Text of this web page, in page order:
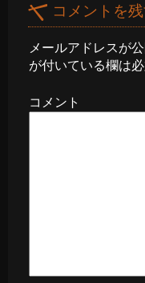
コメントを
メールアドレスが
が付いている欄は
コメント